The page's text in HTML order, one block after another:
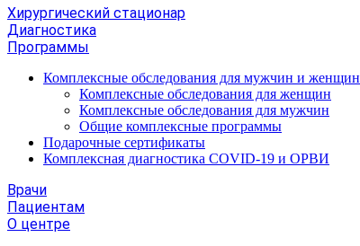
Хирургический стационар
Диагностика
Программы
Комплексные обследования для мужчин и женщин
Комплексные обследования для женщин
Комплексные обследования для мужчин
Общие комплексные программы
Подарочные сертификаты
Комплексная диагностика COVID-19 и ОРВИ
Врачи
Пациентам
О центре